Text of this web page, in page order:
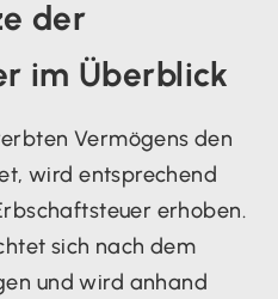
der
im Überblick
Vermögens den
wird entsprechend
erhoben.
sich nach dem
und wird anhand